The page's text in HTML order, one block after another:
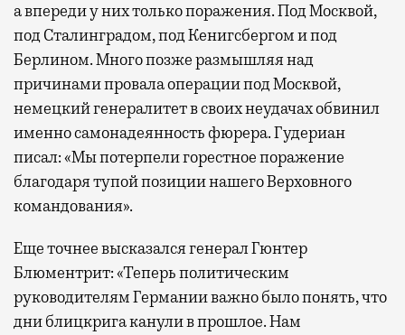
а впереди у них только поражения. Под Москвой,
под Сталинградом, под Кенигсбергом и под
Берлином. Много позже размышляя над
причинами провала операции под Москвой,
немецкий генералитет в своих неудачах обвинил
именно самонадеянность фюрера. Гудериан
писал: «Мы потерпели горестное поражение
благодаря тупой позиции нашего Верховного
командования».
Еще точнее высказался генерал Гюнтер
Блюментрит: «Теперь политическим
руководителям Германии важно было понять, что
дни блицкрига канули в прошлое. Нам